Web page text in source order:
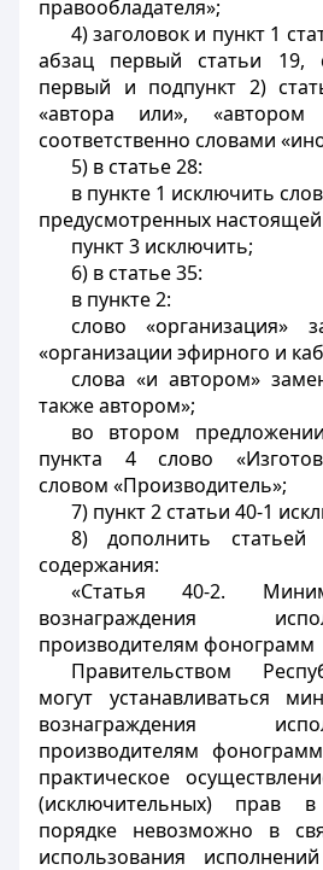
правообладателя»;
4) заголовок и пункт 1
абзац первый статьи 19,
первый и подпункт 2)
«автора или», «автором
соответственно словами
5) в статье 28:
в пункте 1 исключить
предусмотренных настоящей
пункт 3 исключить;
6) в статье 35:
в пункте 2:
слово «организация»
«организации эфирного и
слова «и автором»
также автором»;
во втором
пункта 4 слово
словом «Производитель»;
7) пункт 2 статьи 40-1
8) дополнить статьей
содержания:
«Статья 40-2.
вознаграждения
производителям фонограмм
Правительством
могут устанавливаться
вознаграждения
производителям
практическое
(исключительных) прав в
порядке невозможно в
использования